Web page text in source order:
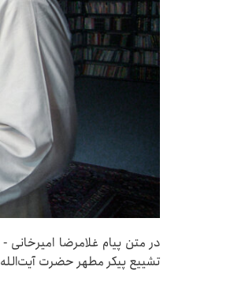
در متن پیام غلامرضا
تشییع پیکر مطهر حضرت